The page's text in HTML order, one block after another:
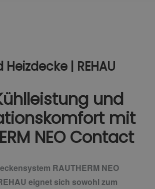
| REHAU
und
mit
NEO Contact
RAUTHERM NEO
eignet sich sowohl zum